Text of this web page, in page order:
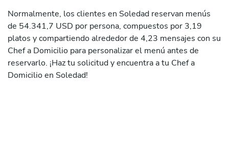
Normalmente, los clientes en Soledad reservan menús
de 54.341,7 USD por persona, compuestos por 3,19
platos y compartiendo alrededor de 4,23 mensajes con su
Chef a Domicilio para personalizar el menú antes de
reservarlo. ¡Haz tu solicitud y encuentra a tu Chef a
Domicilio en Soledad!